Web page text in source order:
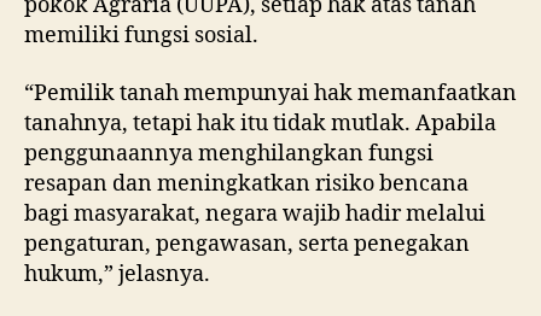
pokok Agraria (UUPA), setiap hak atas tanah
memiliki fungsi sosial.
“Pemilik tanah mempunyai hak memanfaatkan
tanahnya, tetapi hak itu tidak mutlak. Apabila
penggunaannya menghilangkan fungsi
resapan dan meningkatkan risiko bencana
bagi masyarakat, negara wajib hadir melalui
pengaturan, pengawasan, serta penegakan
hukum,” jelasnya.